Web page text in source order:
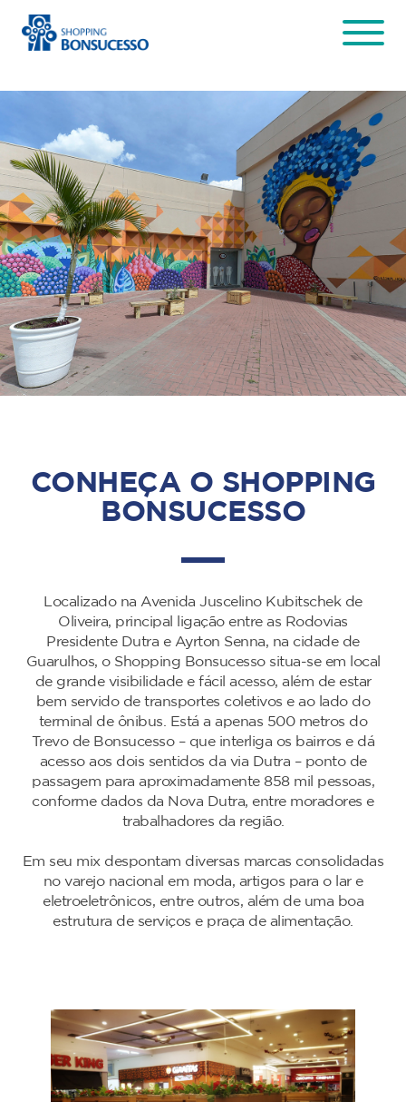
CONHEÇA O SHOPPING
BONSUCESSO
Localizado na Avenida Juscelino Kubitschek de
Oliveira, principal ligação entre as Rodovias
Presidente Dutra e Ayrton Senna, na cidade de
Guarulhos, o Shopping Bonsucesso situa-se em local
de grande visibilidade e fácil acesso, além de estar
bem servido de transportes coletivos e ao lado do
terminal de ônibus. Está a apenas 500 metros do
Trevo de Bonsucesso – que interliga os bairros e dá
acesso aos dois sentidos da via Dutra – ponto de
passagem para aproximadamente 858 mil pessoas,
conforme dados da Nova Dutra, entre moradores e
trabalhadores da região.
Em seu mix despontam diversas marcas consolidadas
no varejo nacional em moda, artigos para o lar e
eletroeletrônicos, entre outros, além de uma boa
estrutura de serviços e praça de alimentação.